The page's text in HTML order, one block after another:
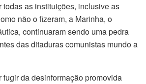
todas as instituições, inclusive as
não o fizeram, a Marinha, o
continuaram sendo uma pedra
das ditaduras comunistas mundo a
fugir da desinformação promovida